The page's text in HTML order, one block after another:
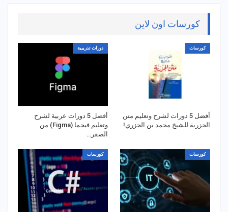
كورسات اون لاين
كورسات
أفضل 5 دورات لشرح وتعليم متن
الجزرية للشيخ محمد بن الجزري!
دورات تدريبية
أفضل 5 دورات عربية لشرح
وتعليم فيجما (Figma) من
الصفر…
كورسات كورسات